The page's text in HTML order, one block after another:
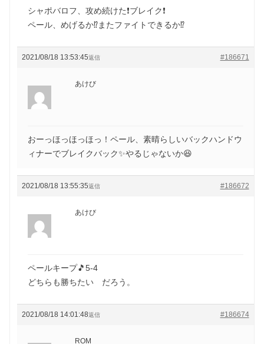
シャポバロフ、攻め続けた❗ブレイク❗
ペール、めげるか⁉️またファイトできるか⁉️
2021/08/18 13:53:45 #186671
返信
あけび
おーっほっほっほっ！ペール、素晴らしいバックハンドウ
ィナーでブレイクバック✨やるじゃないか😆
2021/08/18 13:55:35 #186672
返信
あけび
ペールキープ🎵5-4
どちらも勝ちたい だろう。
2021/08/18 14:01:48 #186674
返信
ROM